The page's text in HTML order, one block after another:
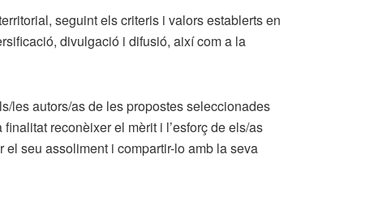
seguint els criteris i valors establerts en
divulgació i difusió, així com a la
les autors/as de les propostes seleccionades
reconèixer el mèrit i l’esforç de els/as
seu assoliment i compartir-lo amb la seva